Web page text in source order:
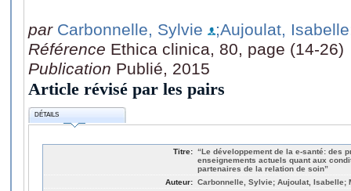
par Carbonnelle, Sylvie ;Aujoulat, Isabelle
Référence Ethica clinica, 80, page (14-26)
Publication Publié, 2015
Article révisé par les pairs
DÉTAILS
Titre: “Le développement de la e-santé: des
enseignements actuels quant aux
partenaires de la relation de soin”
Auteur: Carbonnelle, Sylvie; Aujoulat, Isabelle;